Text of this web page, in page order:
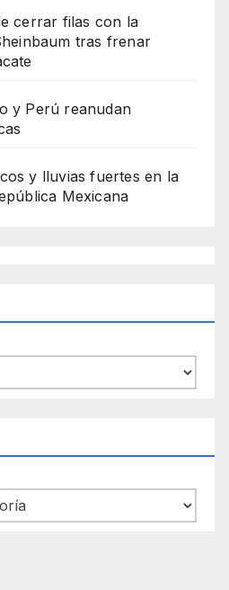
cerrar filas con la
tras frenar
y Perú reanudan
y lluvias fuertes en la
Mexicana